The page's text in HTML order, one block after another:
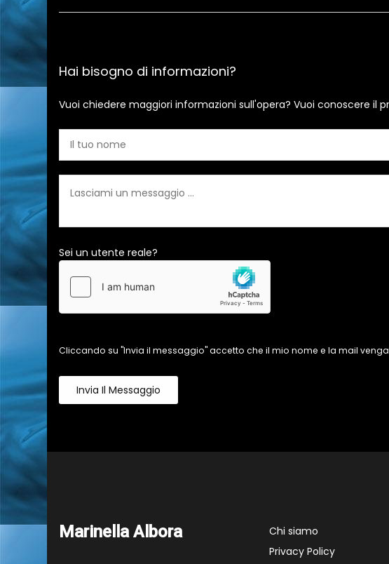
Hai bisogno di informazioni?
Vuoi chiedere maggiori informazioni sull'opera? Vuoi conoscere il
Sei un utente reale?
Cliccando su "Invia il messaggio" accetto che il mio nome e la mail
Invia Il Messaggio
Marinella Albora
Chi siamo
Privacy Policy